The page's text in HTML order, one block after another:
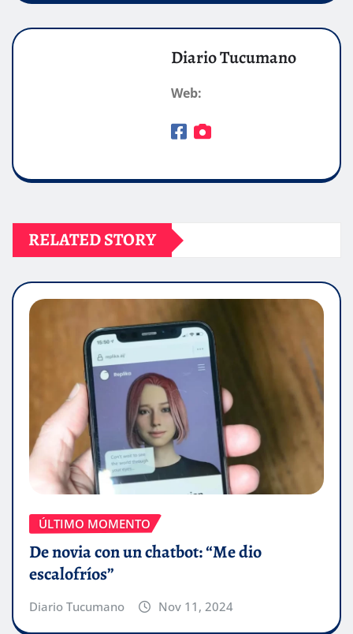
Diario Tucumano
Web:
RELATED STORY
ÚLTIMO MOMENTO
De novia con un chatbot: “Me dio
escalofríos”
Diario Tucumano Nov 11, 2024